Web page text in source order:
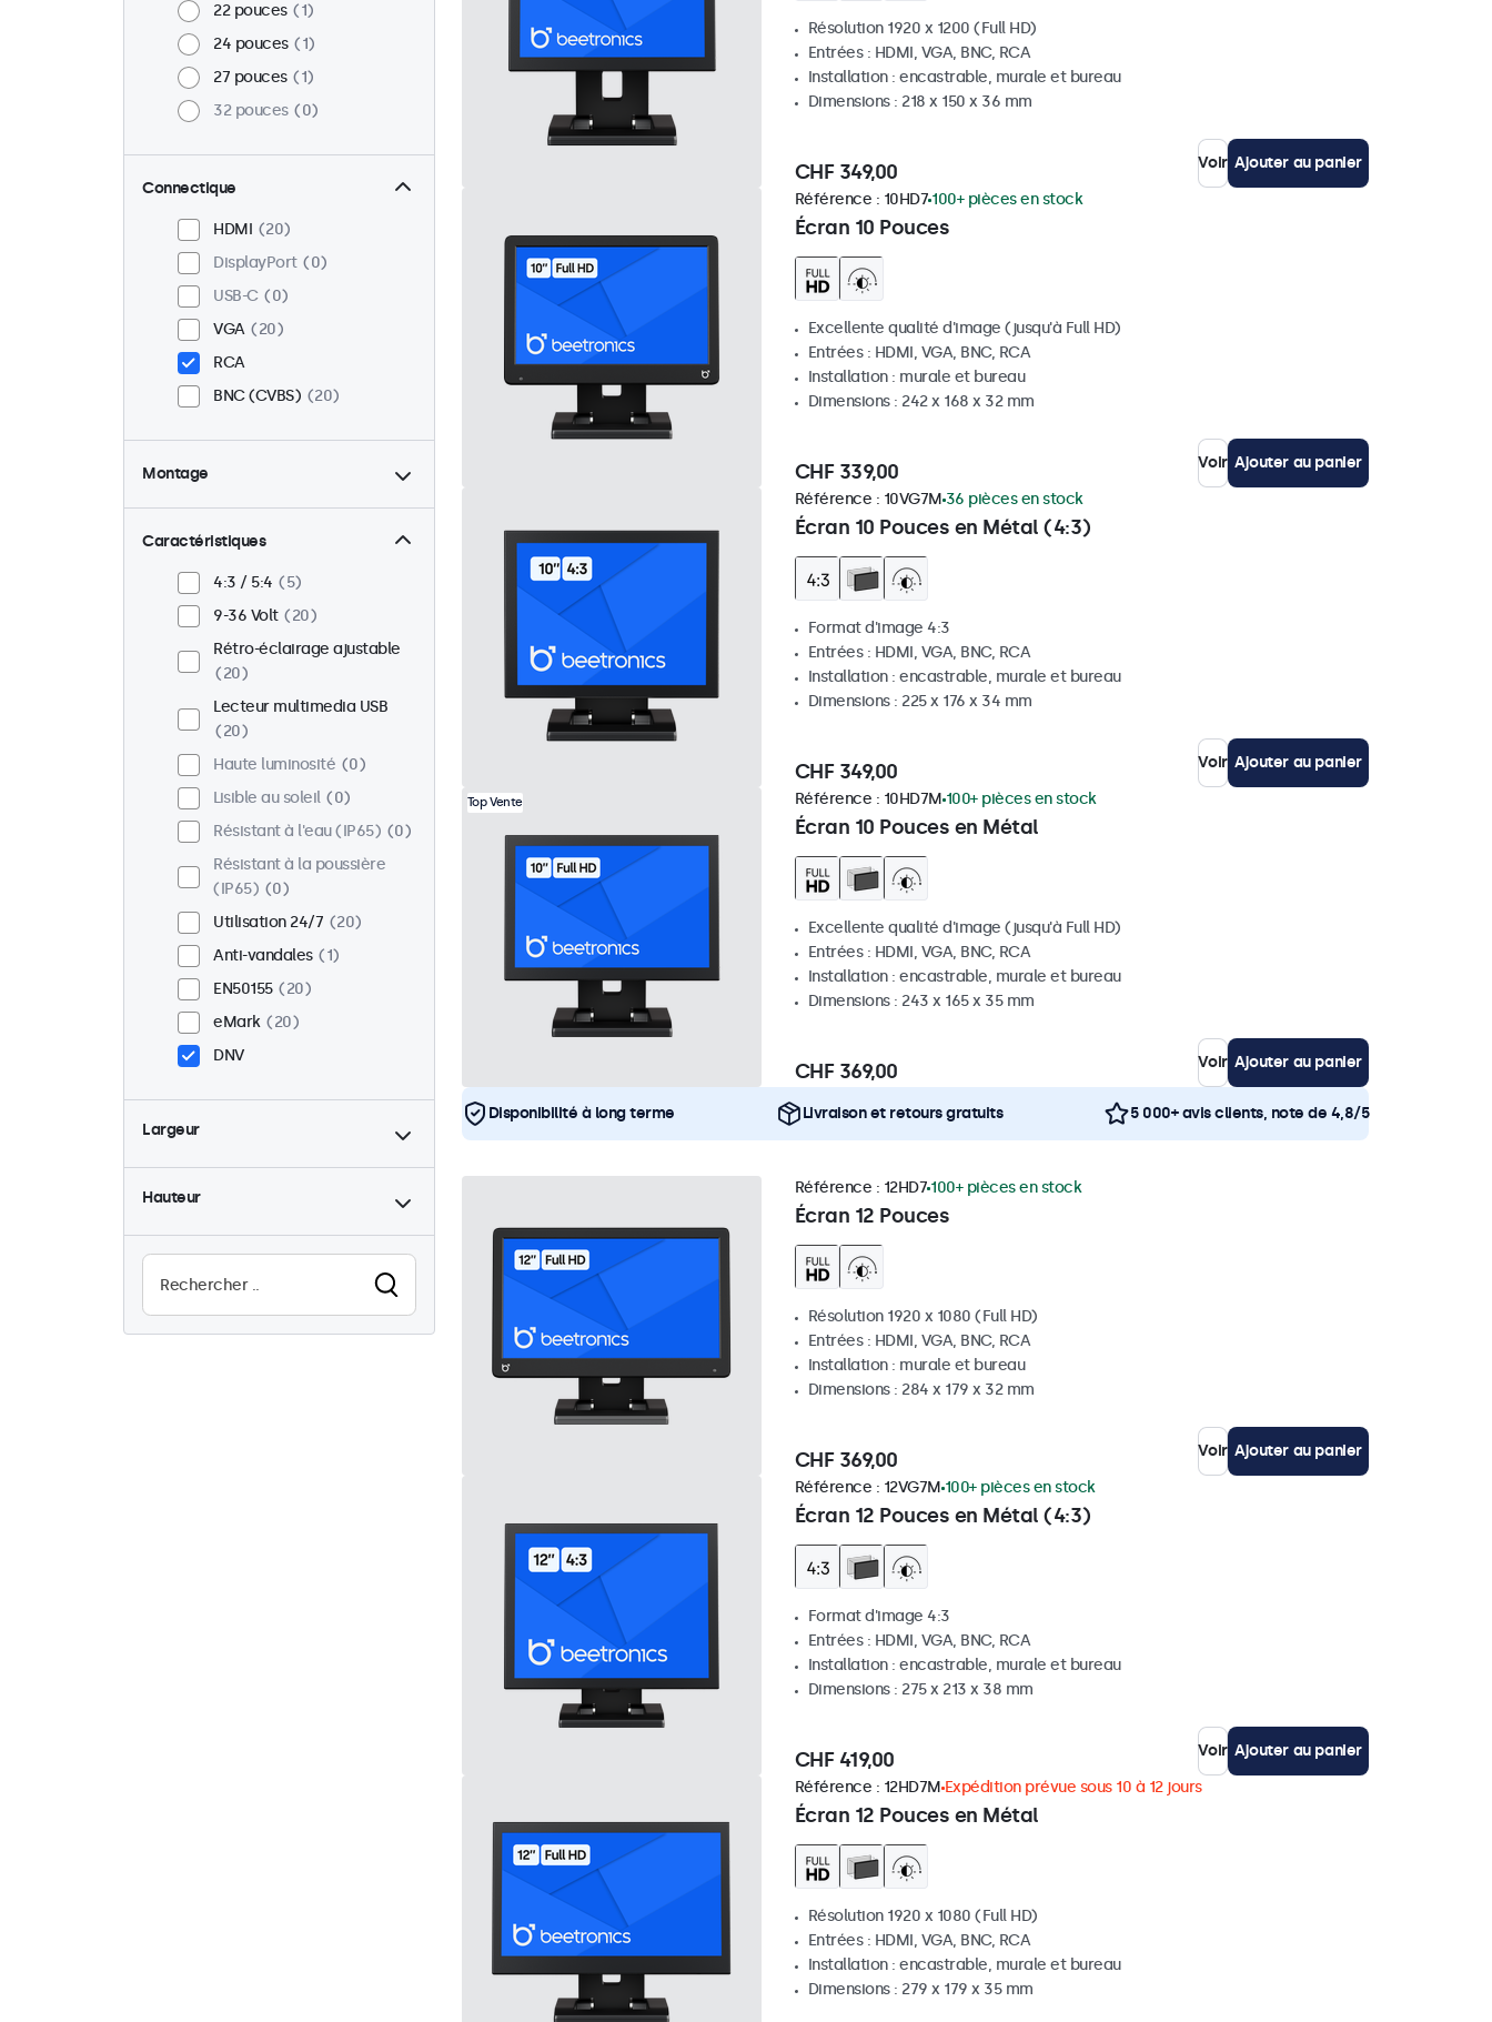
22 pouces
1
24 pouces
1
27 pouces
1
32 pouces
0
Connectique
HDMI
20
DisplayPort
0
USB-C
0
VGA
20
RCA
BNC (CVBS)
20
Montage
Bureau
20
Mural
Panel mount
Encastrable
15
Montage en rack
16
VESA 75 x 75
VESA 100 x 100
7
Caractéristiques
4:3 / 5:4
5
9-36 Volt
20
Rétro-éclairage ajustable
20
Lecteur multimedia USB
20
Haute luminosité
0
Lisible au soleil
0
Résistant à l'eau (IP65)
0
Résistant à la poussière
(IP65)
0
Utilisation 24/7
20
Anti-vandales
1
EN50155
20
eMark
20
DNV
Largeur
Hauteur
Résolution 1920 x 1200 (Full HD)
Entrées : HDMI, VGA, BNC, RCA
Installation : encastrable, murale et bureau
Dimensions : 218 x 150 x 36 mm
CHF 349,00 Voir Ajouter au panier
Écran 10 Pouces
Référence : 10HD7 100+ pièces en stock
Excellente qualité d'image (jusqu'à Full HD)
Entrées : HDMI, VGA, BNC, RCA
Installation : murale et bureau
Dimensions : 242 x 168 x 32 mm
CHF 339,00 Voir Ajouter au panier
Écran 10 Pouces en Métal (4:3)
Référence : 10VG7M 36 pièces en stock
Format d'image 4:3
Entrées : HDMI, VGA, BNC, RCA
Installation : encastrable, murale et bureau
Dimensions : 225 x 176 x 34 mm
CHF 349,00 Voir Ajouter au panier
Top Vente
Écran 10 Pouces en Métal
Référence : 10HD7M 100+ pièces en stock
Excellente qualité d'image (jusqu'à Full HD)
Entrées : HDMI, VGA, BNC, RCA
Installation : encastrable, murale et bureau
Dimensions : 243 x 165 x 35 mm
CHF 369,00 Voir Ajouter au panier
Disponibilité à long terme Livraison et retours gratuits 5 000+ avis clients, note de 4,8/5
Écran 12 Pouces
Référence : 12HD7 100+ pièces en stock
Résolution 1920 x 1080 (Full HD)
Entrées : HDMI, VGA, BNC, RCA
Installation : murale et bureau
Dimensions : 284 x 179 x 32 mm
CHF 369,00 Voir Ajouter au panier
Écran 12 Pouces en Métal (4:3)
Référence : 12VG7M 100+ pièces en stock
Format d'image 4:3
Entrées : HDMI, VGA, BNC, RCA
Installation : encastrable, murale et bureau
Dimensions : 275 x 213 x 38 mm
CHF 419,00 Voir Ajouter au panier
Écran 12 Pouces en Métal
Référence : 12HD7M Expédition prévue sous 10 à 12 jours
Résolution 1920 x 1080 (Full HD)
Entrées : HDMI, VGA, BNC, RCA
Installation : encastrable, murale et bureau
Dimensions : 279 x 179 x 35 mm